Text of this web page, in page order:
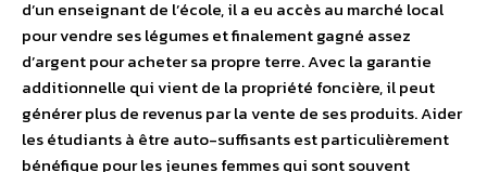
d’un enseignant de l’école, il a eu accès au marché local
pour vendre ses légumes et finalement gagné assez
d’argent pour acheter sa propre terre. Avec la garantie
additionnelle qui vient de la propriété foncière, il peut
générer plus de revenus par la vente de ses produits. Aider
les étudiants à être auto-suffisants est particulièrement
bénéfique pour les jeunes femmes qui sont souvent